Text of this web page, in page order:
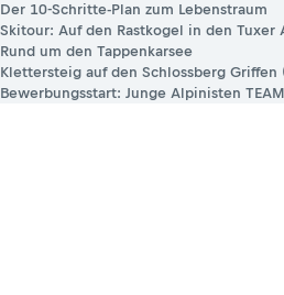
Der 10-Schritte-Plan zum Lebenstraum
Skitour: Auf den Rastkogel in den Tuxer
Rund um den Tappenkarsee
Klettersteig auf den Schlossberg Griffen
Bewerbungsstart: Junge Alpinisten TEAM